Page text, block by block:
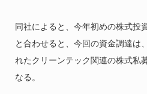
同社によると、今年初めの株式投
と合わせると、今回の資金調達は
れたクリーンテック関連の株式私
なる。